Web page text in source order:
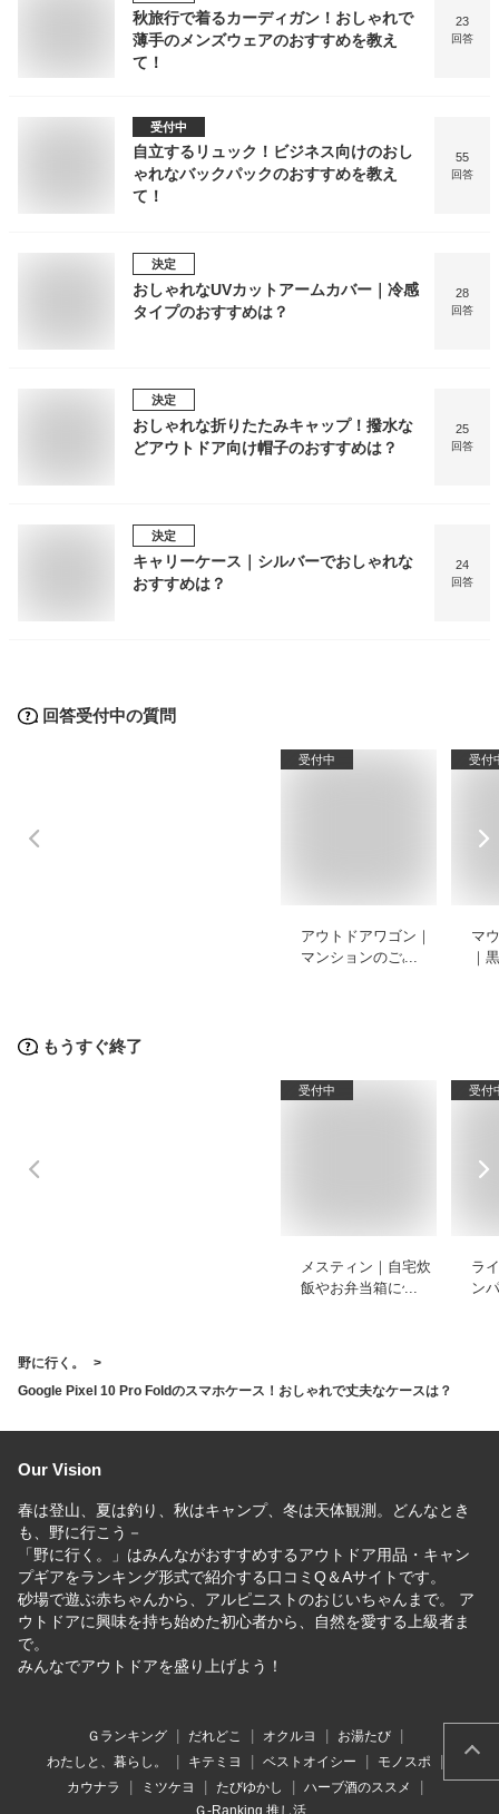
秋旅行で着るカーディガン！おしゃれで
薄手のメンズウェアのおすすめを教え
て！
23
回答
受付中
自立するリュック！ビジネス向けのおし
ゃれなバックパックのおすすめを教え
て！
55
回答
決定
おしゃれなUVカットアームカバー｜冷感
タイプのおすすめは？
28
回答
決定
おしゃれな折りたたみキャップ！撥水な
どアウトドア向け帽子のおすすめは？
25
回答
決定
キャリーケース｜シルバーでおしゃれな
おすすめは？
24
回答
回答受付中の質問
受付中
アウトドアワゴン｜
マンションのごみ出
受付
マ
｜
もうすぐ終了
受付中
メスティン｜自宅炊
飯やお弁当箱に使え
受付
ラ
ン
野に行く。
Google Pixel 10 Pro Foldのスマホケース！おしゃれで丈夫なケースは？
Our Vision
春は登山、夏は釣り、秋はキャンプ、冬は天体観測。どんなとき
も、野に行こう－
「野に行く。」はみんながおすすめするアウトドア用品・キャン
プギアをランキング形式で紹介する口コミQ＆Aサイトです。
砂場で遊ぶ赤ちゃんから、アルピニストのおじいちゃんまで。 ア
ウトドアに興味を持ち始めた初心者から、自然を愛する上級者ま
で。
みんなでアウトドアを盛り上げよう！
Ｇランキング だれどこ オクルヨ
お湯たび
わたしと、暮らし。
キテミヨ ベストオイシー
モノスポ
カウナラ
ミツケヨ たびゆかし
ハーブ酒のススメ
Ｇ-Ranking 推し活